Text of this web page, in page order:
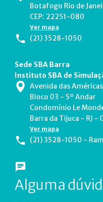
Botafogo Rio de
CEP: 22251-080
Ver mapa
(21) 3528-1050
Sede SBA Barra
Instituto SBA de
Avenida das
Bloco 03 - 5º Andar
Condomínio Le
Barra da Tijuca - RJ -
Ver mapa
(21) 3528-1050 -
Alguma